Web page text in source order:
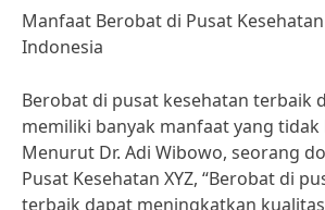
Manfaat Berobat di Pusat
Indonesia
Berobat di pusat kesehatan terbaik
memiliki banyak manfaat yang
Menurut Dr. Adi Wibowo, seorang
Pusat Kesehatan XYZ, “Berobat di
terbaik dapat meningkatkan